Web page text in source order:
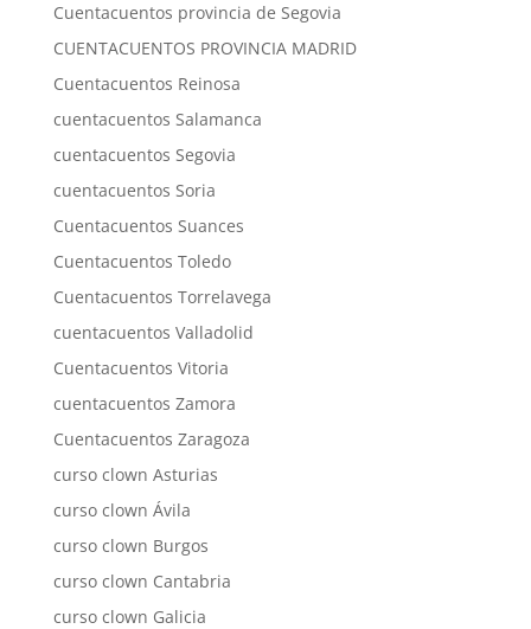
Cuentacuentos provincia de Segovia
CUENTACUENTOS PROVINCIA MADRID
Cuentacuentos Reinosa
cuentacuentos Salamanca
cuentacuentos Segovia
cuentacuentos Soria
Cuentacuentos Suances
Cuentacuentos Toledo
Cuentacuentos Torrelavega
cuentacuentos Valladolid
Cuentacuentos Vitoria
cuentacuentos Zamora
Cuentacuentos Zaragoza
curso clown Asturias
curso clown Ávila
curso clown Burgos
curso clown Cantabria
curso clown Galicia